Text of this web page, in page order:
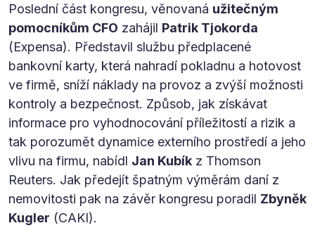
Poslední část kongresu, věnovaná užitečným
pomocníkům CFO zahájil Patrik Tjokorda
(Expensa). Představil službu předplacené
bankovní karty, která nahradí pokladnu a hotovost
ve firmě, sníží náklady na provoz a zvýší možnosti
kontroly a bezpečnost. Způsob, jak získávat
informace pro vyhodnocování příležitostí a rizik a
tak porozumět dynamice externího prostředí a jeho
vlivu na firmu, nabídl Jan Kubík z Thomson
Reuters. Jak předejít špatným výměrám daní z
nemovitosti pak na závěr kongresu poradil Zbyněk
Kugler (CAKI).